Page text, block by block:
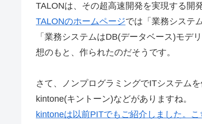
TALONは、その超高速開発を実現する開
TALONのホームページでは「業務システ
「業務システムはDB(データベース)モデ
想のもと、作られたのだそうです。
さて、ノンプログラミングでITシステム
kintone(キントーン)などがありますね。
kintoneは以前PITでもご紹介しました。こ